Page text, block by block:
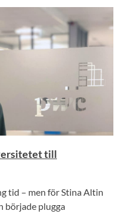
till
tid – men för Stina Altin
började plugga